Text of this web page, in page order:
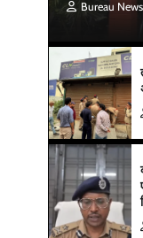
Bureau News